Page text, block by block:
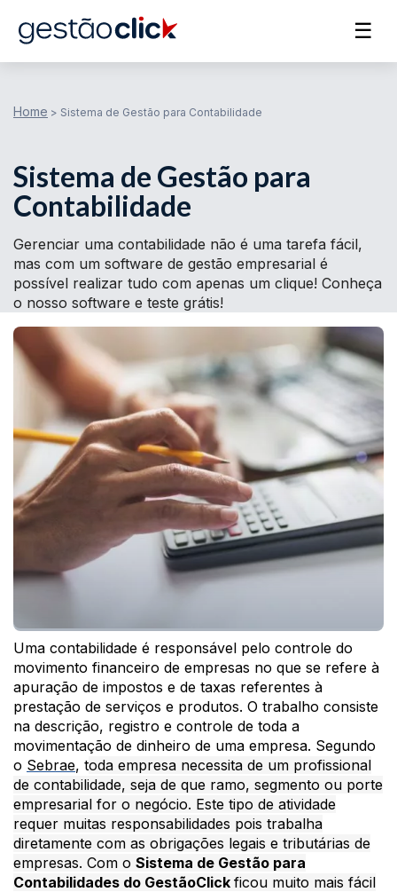
☰
Home > Sistema de Gestão para Contabilidade
Sistema de Gestão para
Contabilidade
Gerenciar uma contabilidade não é uma tarefa fácil,
mas com um software de gestão empresarial é
possível realizar tudo com apenas um clique! Conheça
o nosso software e teste grátis!
Uma contabilidade é responsável pelo controle do
movimento financeiro de empresas no que se refere à
apuração de impostos e de taxas referentes à
prestação de serviços e produtos. O trabalho consiste
na descrição, registro e controle de toda a
movimentação de dinheiro de uma empresa. Segundo
o Sebrae, toda empresa necessita de um profissional
de contabilidade, seja de que ramo, segmento ou porte
empresarial for o negócio. Este tipo de atividade
requer muitas responsabilidades pois trabalha
diretamente com as obrigações legais e tributárias de
empresas. Com o Sistema de Gestão para
Contabilidades do GestãoClick ficou muito mais fácil